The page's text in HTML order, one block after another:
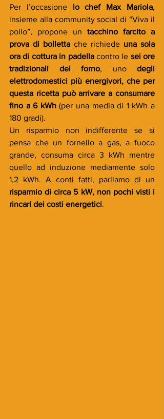
Per l’occasione lo chef Max Mariola,
insieme alla community social di “Viva il
pollo”, propone un tacchino farcito a
prova di bolletta che richiede una sola
ora di cottura in padella contro le sei ore
tradizionali del forno, uno degli
elettrodomestici più energivori, che per
questa ricetta può arrivare a consumare
fino a 6 kWh (per una media di 1 kWh a
180 gradi).
Un risparmio non indifferente se si
pensa che un fornello a gas, a fuoco
grande, consuma circa 3 kWh mentre
quello ad induzione mediamente solo
risparmio di circa 5 kW, non pochi visti i
rincari dei costi energetici.